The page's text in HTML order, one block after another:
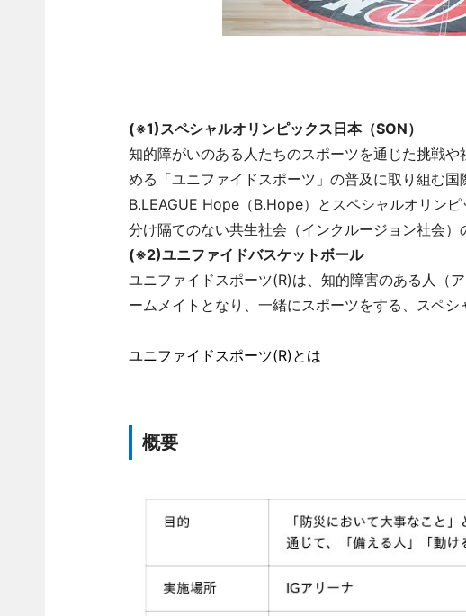
(※1)スペシャルオリンピックス日本（SON）
知的障がいのある人たちのスポーツを通じた挑戦
める「ユニファイドスポーツ」の普及に取り組む国
B.LEAGUE Hope（B.Hope）とスペシャルオリン
分け隔てのない共生社会（インクルージョン社会
(※2)ユニファイドバスケットボール
ユニファイドスポーツ(R)は、知的障害のある人（
ームメイトとなり、一緒にスポーツをする、スペシ
ユニファイドスポーツ(R)とは
概要